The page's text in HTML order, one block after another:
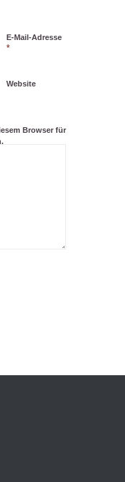
E-Mail-Adresse
*
Website
Browser für